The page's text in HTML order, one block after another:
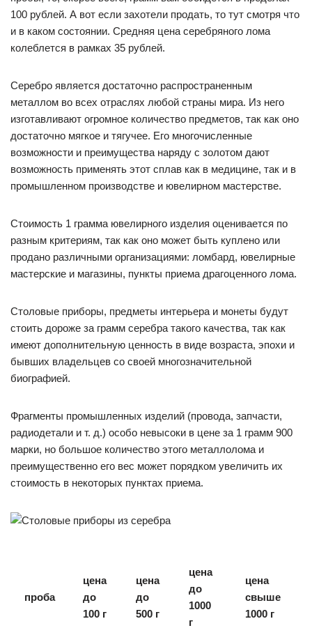
100 рублей. А вот если захотели продать, то тут смотря что
и в каком состоянии. Средняя цена серебряного лома
колеблется в рамках 35 рублей.
Серебро является достаточно распространенным
металлом во всех отраслях любой страны мира. Из него
изготавливают огромное количество предметов, так как оно
достаточно мягкое и тягучее. Его многочисленные
возможности и преимущества наряду с золотом дают
возможность применять этот сплав как в медицине, так и в
промышленном производстве и ювелирном мастерстве.
Стоимость 1 грамма ювелирного изделия оценивается по
разным критериям, так как оно может быть куплено или
продано различными организациями: ломбард, ювелирные
мастерские и магазины, пункты приема драгоценного лома.
Столовые приборы, предметы интерьера и монеты будут
стоить дороже за грамм серебра такого качества, так как
имеют дополнительную ценность в виде возраста, эпохи и
бывших владельцев со своей многозначительной
биографией.
Фрагменты промышленных изделий (провода, запчасти,
радиодетали и т. д.) особо невысоки в цене за 1 грамм 900
марки, но большое количество этого металлолома и
преимущественно его вес может порядком увеличить их
стоимость в некоторых пунктах приема.
проба
цена
до
100 г
цена
до
500 г
цена
до
1000
г
цена
свыше
1000 г